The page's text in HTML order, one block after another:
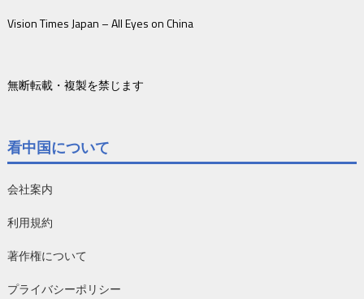
Vision Times Japan – All Eyes on China
無断転載・複製を禁じます
看中国について
会社案内
利用規約
著作権について
プライバシーポリシー